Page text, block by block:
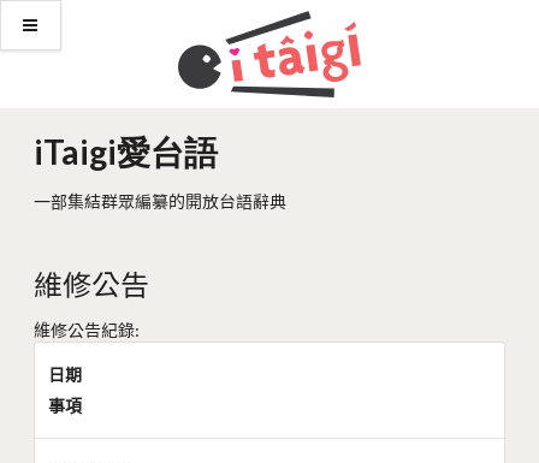
iTaigi愛台語
一部集結群眾編纂的開放台語辭典
維修公告
維修公告紀錄:
日期
事項